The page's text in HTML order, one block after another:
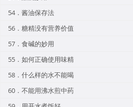
54．酱油保存法
56．糖精没有营养价值
57．食碱的妙用
55．如何正确使用味精
58．什么样的水不能喝
60．不能用沸水煎中药